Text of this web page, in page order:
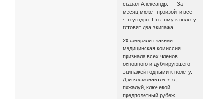
сказал Александр. — За
месяц может произойти все
что угодно. Поэтому к полету
готовят два экипажа.
20 февраля главная
медицинская комиссия
признала всех членов
основного и дублирующего
экипажей годными к полету.
Для космонавтов это,
пожалуй, ключевой
предполетный рубеж.